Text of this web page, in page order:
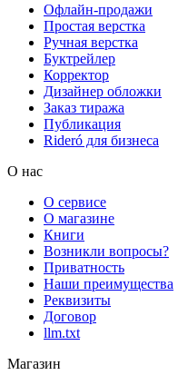
Офлайн-продажи
Простая верстка
Ручная верстка
Буктрейлер
Корректор
Дизайнер обложки
Заказ тиража
Публикация
Rideró для бизнеса
О нас
О сервисе
О магазине
Книги
Возникли вопросы?
Приватность
Наши преимущества
Реквизиты
Договор
llm.txt
Магазин